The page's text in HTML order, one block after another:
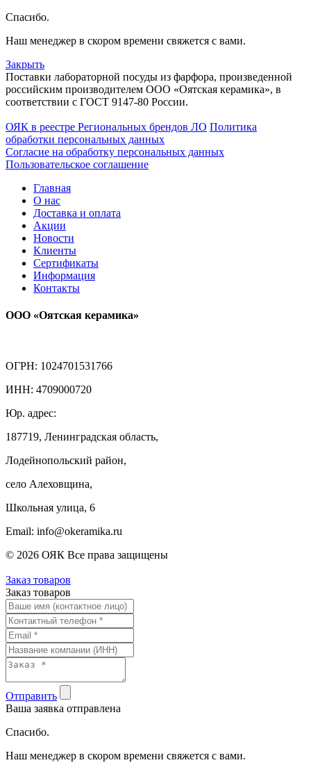
Спасибо.
Наш менеджер в скором времени свяжется с вами.
Закрыть
Поставки лабораторной посуды из фарфора, произведенной
российским производителем ООО «Оятская керамика», в
соответствии с ГОСТ 9147-80 России.
ОЯК в реестре Региональных брендов ЛО Политика
обработки персональных данных
Согласие на обработку персональных данных
Пользовательское соглашение
Главная
О нас
Доставка и оплата
Акции
Новости
Клиенты
Сертификаты
Информация
Контакты
ООО «Оятская керамика»
ОГРН: 1024701531766
ИНН: 4709000720
Юр. адрес:
187719, Ленинградская область,
Лодейнопольский район,
село Алеховщина,
Школьная улица, 6
Email: info@okeramika.ru
© 2026 ОЯК Все права защищены
Заказ товаров
Заказ товаров
Отправить
Ваша заявка отправлена
Спасибо.
Наш менеджер в скором времени свяжется с вами.